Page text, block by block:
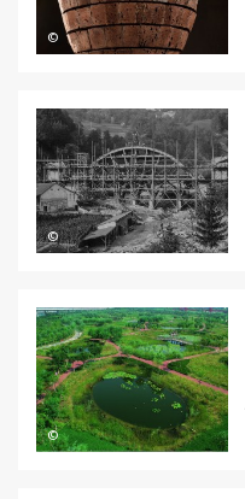
©
©
©